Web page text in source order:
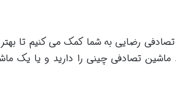
رضایی به شما کمک می کنیم تا
تصادفی چینی را دارید و یا یک